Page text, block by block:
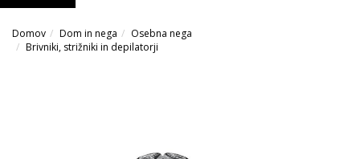
Domov Dom in nega
Osebna nega
Brivniki, strižniki in depilatorji